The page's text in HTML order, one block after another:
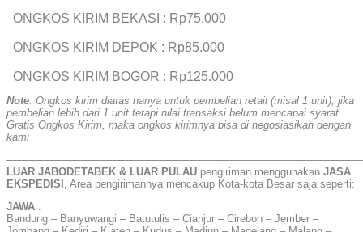
ONGKOS KIRIM BEKASI : Rp75.000
ONGKOS KIRIM DEPOK : Rp85.000
ONGKOS KIRIM BOGOR : Rp125.000
Note: Ongkos kirim diatas hanya untuk pembelian retail (misal 1 unit), jika
pembelian lebih dari 1 unit tetapi nilai transaksi belum mencapai syarat
Gratis Ongkos Kirim, maka ongkos kirimnya bisa di negosiasikan dengan
kami
LUAR JABODETABEK & LUAR PULAU pengiriman menggunakan JASA
EKSPEDISI , Area pengirimannya mencakup Kota-kota Besar saja seperti:
JAWA :
Bandung – Banyuwangi – Batutulis – Cianjur – Cirebon – Jember –